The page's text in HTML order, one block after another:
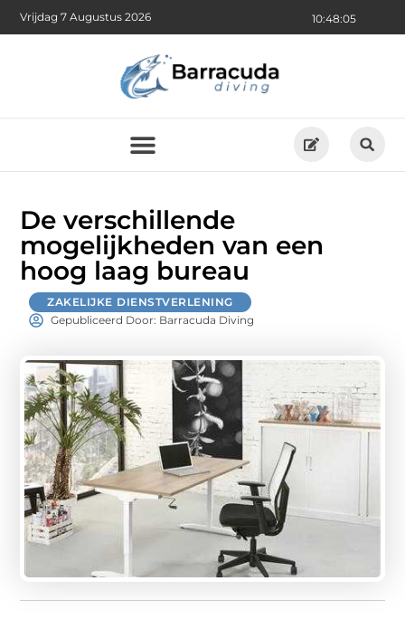
10:48:07
Vrijdag 7 Augustus 2026
De verschillende
mogelijkheden van een
hoog laag bureau
ZAKELIJKE DIENSTVERLENING
Gepubliceerd Door: Barracuda Diving